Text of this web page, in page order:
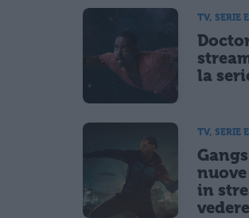
TV, SERIE
la
TV, SERIE
in